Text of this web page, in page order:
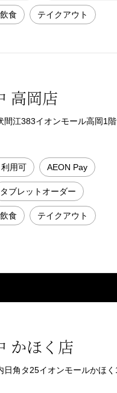
食 テイクアウト
高岡店
間江383イオンモール高岡1階
用可 AEON Pay
タブレットオーダー
食 テイクアウト
かほく店
角タ25イオンモールかほく